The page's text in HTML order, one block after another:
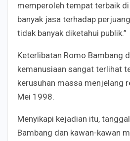
memperoleh tempat terbaik di
banyak jasa terhadap
tidak banyak diketahui publik.”
Keterlibatan Romo Bambang
kemanusiaan sangat terlihat
kerusuhan massa menjelang
Mei 1998.
Menyikapi kejadian itu,
Bambang dan kawan-kawan